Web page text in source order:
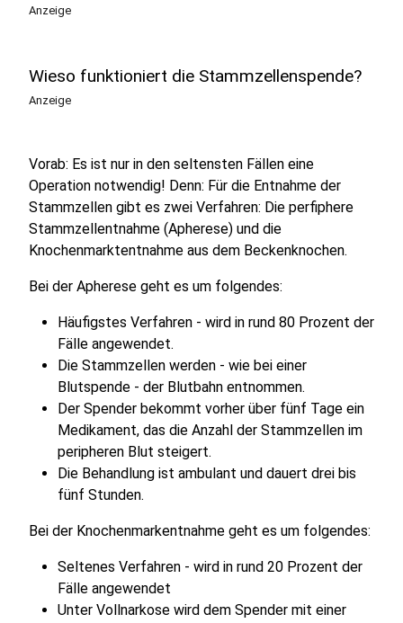
Anzeige
Wieso funktioniert die Stammzellenspende?
Anzeige
Vorab: Es ist nur in den seltensten Fällen eine
Operation notwendig! Denn: Für die Entnahme der
Stammzellen gibt es zwei Verfahren: Die perfiphere
Stammzellentnahme (Apherese) und die
Knochenmarktentnahme aus dem Beckenknochen.
Bei der Apherese geht es um folgendes:
Häufigstes Verfahren - wird in rund 80 Prozent der
Fälle angewendet.
Die Stammzellen werden - wie bei einer
Blutspende - der Blutbahn entnommen.
Der Spender bekommt vorher über fünf Tage ein
Medikament, das die Anzahl der Stammzellen im
peripheren Blut steigert.
Die Behandlung ist ambulant und dauert drei bis
fünf Stunden.
Bei der Knochenmarkentnahme geht es um folgendes:
Seltenes Verfahren - wird in rund 20 Prozent der
Fälle angewendet
Unter Vollnarkose wird dem Spender mit einer